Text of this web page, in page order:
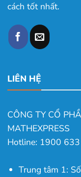
cách tốt nhất.
LIÊN HỆ
CÔNG TY CỔ
MATHEXPRESS
Hotline: 1900
Trung tâm 1: